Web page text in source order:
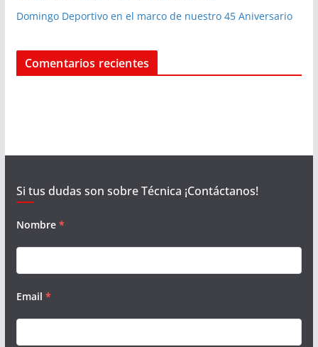
Domingo Deportivo en el marco de nuestro 45 Aniversario
Comentarios recientes
Si tus dudas son sobre Técnica ¡Contáctanos!
Nombre *
Email *